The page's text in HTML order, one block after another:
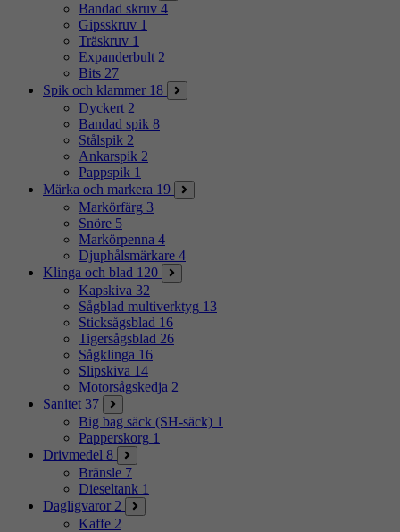
Bandad skruv 4
Gipsskruv 1
Träskruv 1
Expanderbult 2
Bits 27
Spik och klammer 18
Dyckert 2
Bandad spik 8
Stålspik 2
Ankarspik 2
Pappspik 1
Märka och markera 19
Markörfärg 3
Snöre 5
Markörpenna 4
Djuphålsmärkare 4
Klinga och blad 120
Kapskiva 32
Sågblad multiverktyg 13
Sticksågsblad 16
Tigersågsblad 26
Sågklinga 16
Slipskiva 14
Motorsågskedja 2
Sanitet 37
Big bag säck (SH-säck) 1
Papperskorg 1
Drivmedel 8
Bränsle 7
Dieseltank 1
Dagligvaror 2
Kaffe 2